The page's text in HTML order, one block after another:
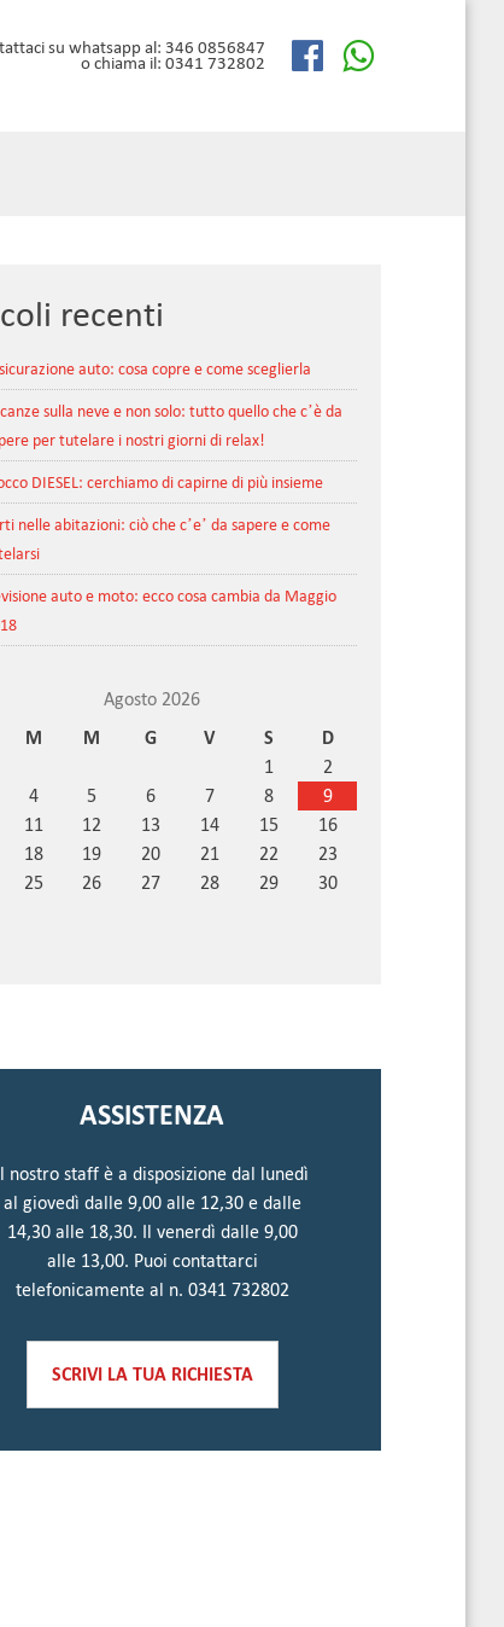
su whatsapp al: 346 0856847
o chiama il: 0341 732802
recenti
auto: cosa copre e come sceglierla
sulla neve e non solo: tutto quello che c’è da
per tutelare i nostri giorni di relax!
DIESEL: cerchiamo di capirne di più insieme
nelle abitazioni: ciò che c’e’ da sapere e come
auto e moto: ecco cosa cambia da Maggio
Agosto 2026
M M G V S
D
1
2
4 5 6 7 8
9
11 12 13 14 15
16
18 19 20 21 22
23
25 26 27 28 29
30
ASSISTENZA
nostro staff è a disposizione dal lunedì
al giovedì dalle 9,00 alle 12,30 e dalle
14,30 alle 18,30. Il venerdì dalle 9,00
alle 13,00. Puoi contattarci
telefonicamente al n. 0341 732802
SCRIVI LA TUA RICHIESTA